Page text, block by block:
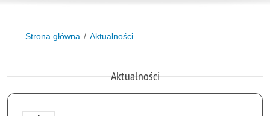
Strona główna Aktualności
Aktualności